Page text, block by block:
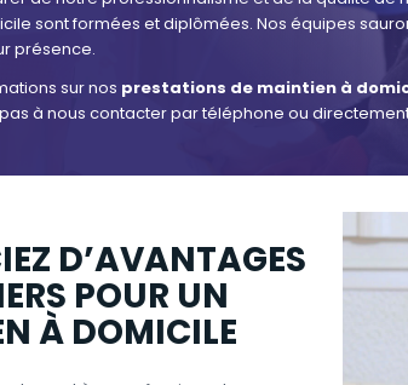
sont formées et diplômées. Nos équipes
présence.
sur nos prestations de maintien à
pas à nous contacter par téléphone ou
D’AVANTAGES
POUR UN
À DOMICILE